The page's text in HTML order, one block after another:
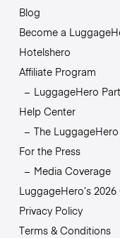
Blog
Become a
Hotelshero
Affiliate Program
LuggageHero
Help Center
The
For the Press
Media Coverage
LuggageHero’s
Privacy Policy
Terms & Conditions